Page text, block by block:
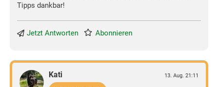
Tipps dankbar!
Jetzt Antworten Abonnieren
Kati 13. Aug. 21:11